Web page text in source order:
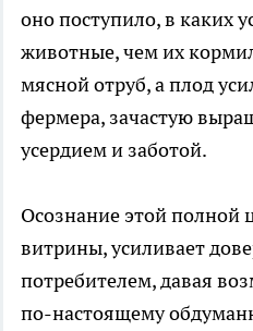
оно поступило, в каких
животные, чем их
мясной отруб, а плод
фермера, зачастую
усердием и заботой.
Осознание этой полной
витрины, усиливает
потребителем, давая
по-настоящему